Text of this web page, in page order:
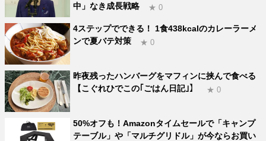
中」なき成長戦略
★ 0
4ステップでできる！ 1食438kcalのカレーラーメ
ンで夏バテ対策
★ 0
昨夜残ったハンバーグをマフィンに挟んで食べる
【こぐれひでこの｢ごはん日記｣】
★ 0
50%オフも！Amazonタイムセールで「キャンプ
テーブル」や「マルチグリドル」が今ならお買い